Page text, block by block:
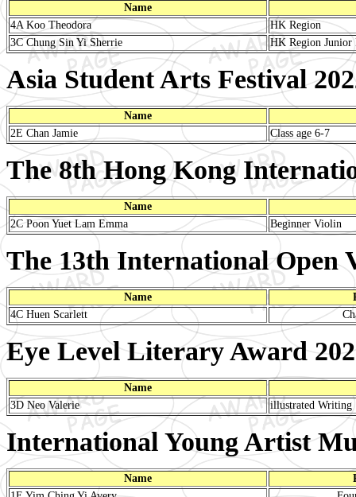
Name
4A Koo Theodora
HK Region
3C Chung Sin Yi Sherrie
HK Region
Asia Student Arts Festival
Name
2E Chan Jamie
Class age 6-7
The 8th Hong Kong
Name
2C Poon Yuet Lam Emma
Beginner Violin
The 13th International Open
Name
4C Huen Scarlett
Eye Level Literary Award
Name
3D Neo Valerie
illustrated Writing
International Young Artist
Name